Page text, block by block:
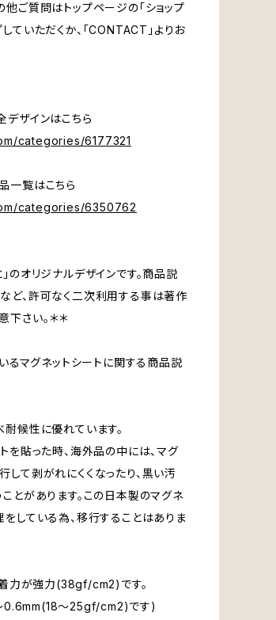
ご質問はトップページの「ショップ
ていただくか、「CONTACT」よりお
ザインはこちら
categories/6177321
一覧はこちら
categories/6350762
のオリジナルデザインです。商品説
ど、許可なく二次利用する事は著作
下さい。＊＊
マグネットシートに関する商品説
候性に優れています。
を貼った時、海外品の中には、マグ
て剥がれにくくなったり、黒い汚
とがあります。この日本製のマグネ
している為、移行することはありま
力が強力(38gf/cm2)です。
0.6mm(18～25gf/cm2)です)